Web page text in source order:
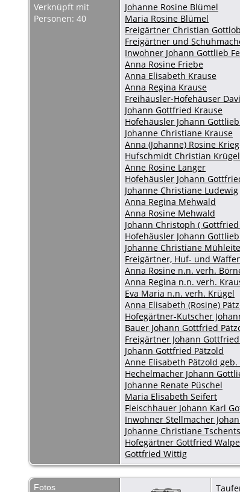
Verknüpft mit
Personen: 40
Johanne Rosine Blümel
Maria Rosine Blümel
Freigärtner Christian
Freigärtner und
Inwohner Johann Gottlieb
Anna Rosine Friebe
Anna Elisabeth Krause
Anna Regina Krause
Freihäusler-Hofehäuser
Johann Gottfried Krause
Hofehäusler Johann
Johanne Christiane Krause
Anna (Johanne) Rosine
Hufschmidt Christian Krügel
Anne Rosine Langer
Hofehäusler Johann
Johanne Christiane Ludewig
Anna Regina Mehwald
Anna Rosine Mehwald
Johann Christoph (
Hofehäusler Johann
Johanne Christiane
Freigärtner, Huf- und
Anna Rosine n.n. verh.
Anna Regina n.n. verh.
Eva Maria n.n. verh. Krügel
Anna Elisabeth (Rosine)
Hofegärtner-Kutscher
Bauer Johann Gottfried
Freigärtner Johann
Johann Gottfried Pätzold
Anne Elisabeth Pätzold geb.
Hechelmacher Johann
Johanne Renate Püschel
Maria Elisabeth Seifert
Fleischhauer Johann Karl
Inwohner Stellmacher
Johanne Christiane
Hofegärtner Gottfried
Gottfried Wittig
Fotos